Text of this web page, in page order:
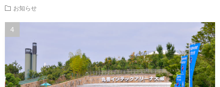
お知らせ